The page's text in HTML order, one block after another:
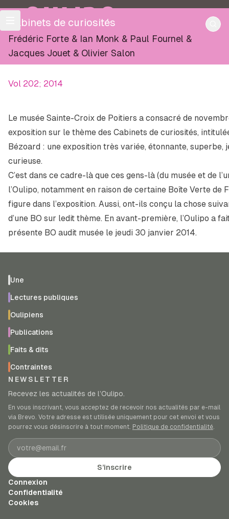
OULIPO
Cabinets de curiosités
Frédéric Forte & Ian Monk & Paul Fournel &
Jacques Jouet & Olivier Salon
Vol 202; 2014
Le musée Sainte-Croix de Poitiers a consacré de
exposition sur le thème des Cabinets de curiosités,
Bézoard : une exposition très variée, étonnante, superbe,
curieuse.
C’est dans ce cadre-là que ces gens-là (du musée et de
l’Oulipo, notamment en raison de certaine Boîte Verte de
figure dans l’exposition. Aussi, ont-ils conçu la chose
d’une BO sur ledit thème. En avant-première, l’Oulipo a
présente BO audit musée le jeudi 30 janvier 2014.
Une
Lectures publiques
Oulipiens
Publications
Faits & dits
Contraintes
NEWSLETTER
Recevez les actualités de l’Oulipo.
En vous inscrivant, vous acceptez de recevoir nos actualités par e-mail
via Brevo. Votre adresse est utilisée uniquement pour cet envoi et vous
pourrez vous désinscrire à tout moment. Politique de confidentialité.
Adresse e-mail
S’inscrire
Connexion
Confidentialité
Cookies